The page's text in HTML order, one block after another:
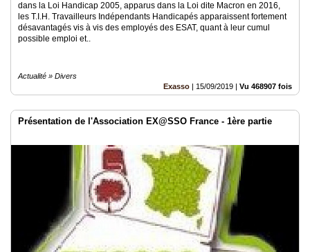
dans la Loi Handicap 2005, apparus dans la Loi dite Macron en 2016,
les T.I.H. Travailleurs Indépendants Handicapés apparaissent fortement
désavantagés vis à vis des employés des ESAT, quant à leur cumul
possible emploi et..
Actualité » Divers
Exasso | 15/09/2019 | Vu 468907 fois
Présentation de l'Association EX@SSO France - 1ère partie